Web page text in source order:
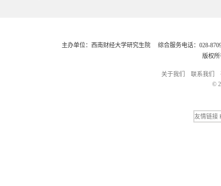
主办单位：西南财经大学研究生院 综合服务电话：028-
版权
关于我们 联系我们
©